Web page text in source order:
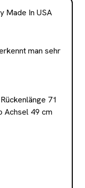
Made In USA
man sehr
71
Achsel 49 cm